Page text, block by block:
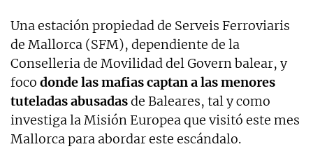
Una estación propiedad de Serveis Ferroviaris
de Mallorca (SFM), dependiente de la
Conselleria de Movilidad del Govern balear, y
foco donde las mafias captan a las menores
tuteladas abusadasde Baleares, tal y como
investiga la Misión Europea que visitó este mes
Mallorca para abordar este escándalo.